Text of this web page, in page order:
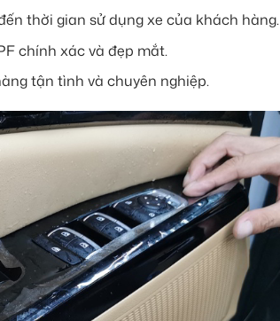
thời gian sử dụng xe của khách hàng.
chính xác và đẹp mắt.
tận tình và chuyên nghiệp.